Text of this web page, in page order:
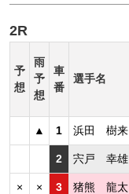
2R
予
想
雨
予
想
車
番
選手名
▲ 1 浜田 樹来
2 宍戸 幸雄
× × 3 猪熊 龍太